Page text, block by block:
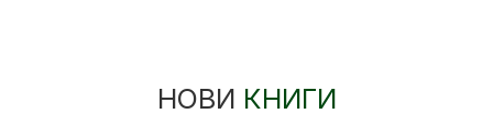
НОВИ КНИГИ